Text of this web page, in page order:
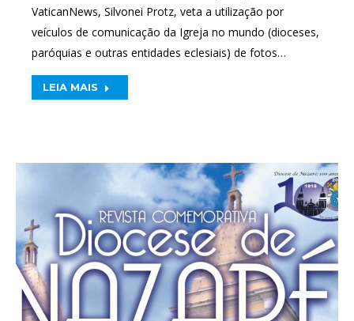
VaticanNews, Silvonei Protz, veta a utilização por
veículos de comunicação da Igreja no mundo (dioceses,
paróquias e outras entidades eclesiais) de fotos…
LEIA MAIS